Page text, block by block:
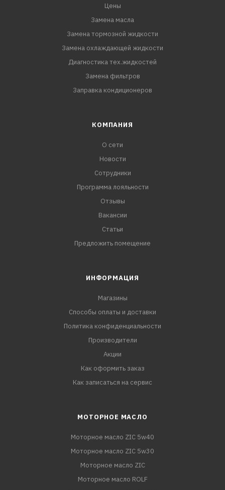
Цены
Замена масла
Замена тормозной жидкости
Замена охлаждающей жидкости
Диагностика тех.жидкостей
Замена фильтров
Заправка кондиционеров
КОМПАНИЯ
О сети
Новости
Сотрудники
Программа лояльности
Отзывы
Вакансии
Статьи
Предложить помещение
ИНФОРМАЦИЯ
Магазины
Способы оплаты и доставки
Политика конфиденциальности
Производители
Акции
Как оформить заказ
Как записаться на сервис
МОТОРНОЕ МАСЛО
Моторное масло ZIC 5w40
Моторное масло ZIC 5w30
Моторное масло ZIC
Моторное масло ROLF